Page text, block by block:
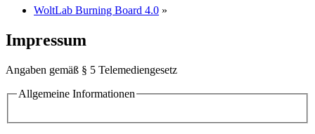
WoltLab Burning Board 4.0 »
Impressum
Angaben gemäß § 5 Telemediengesetz
Allgemeine Informationen